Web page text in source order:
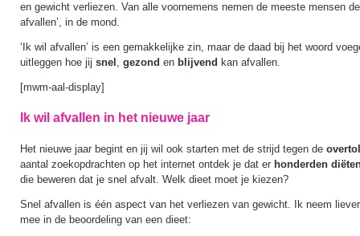
en gewicht verliezen. Van alle voornemens nemen de meeste mensen
afvallen’, in de mond.
‘Ik wil afvallen’ is een gemakkelijke zin, maar de daad bij het woord
uitleggen hoe jij snel , gezond en blijvend kan afvallen.
[mwm-aal-display]
Ik wil afvallen in het nieuwe jaar
Het nieuwe jaar begint en jij wil ook starten met de strijd tegen de
aantal zoekopdrachten op het internet ontdek je dat er honderden
die beweren dat je snel afvalt. Welk dieet moet je kiezen?
Snel afvallen is één aspect van het verliezen van gewicht. Ik neem
mee in de beoordeling van een dieet: